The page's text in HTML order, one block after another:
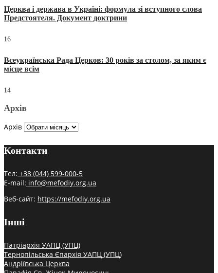
Церква і держава в Україні: формула зі вступного слова
Предстоятеля. Документ доктрини
16
Всеукраїнська Рада Церков: 30 років за столом, за яким є
місце всім
14
Архів
Архів
Контакти
Тел: +38 (044) 599-000-5
E-mail: info@mefodiy.org.ua
Веб-сайт: https://mefodiy.org.ua
Інші
Патріархія УАПЦ (УПЦ)
Тернопільська Єпархія УАПЦ (УПЦ)
Андріївська Церква